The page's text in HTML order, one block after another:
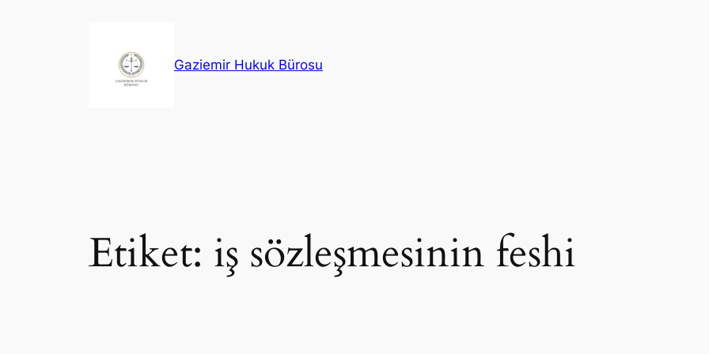
Gaziemir Hukuk Bürosu
Etiket: iş sözleşmesinin feshi